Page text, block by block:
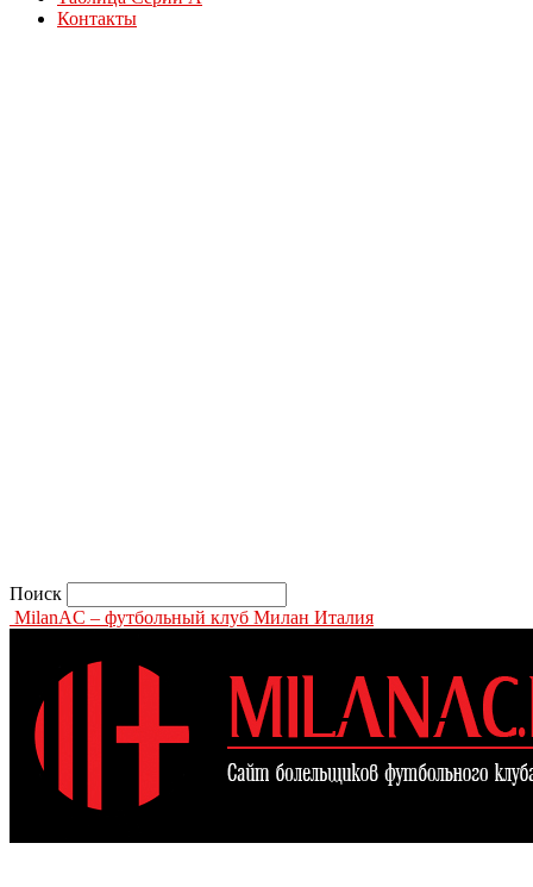
Контакты
Поиск
MilanAC – футбольный клуб Милан Италия